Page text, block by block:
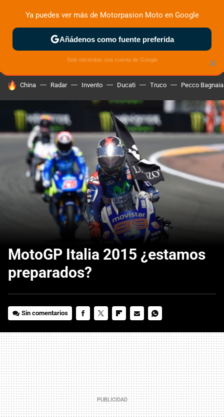
ZONA DE PRUEBAS DEPORTIVAS MOTOS ELÉCTRICAS
HOY SE HABLA DE
China Radar Invento Ducati Truco Pecco Bagnaia
MotoGP Italia 2015 ¿estamos
preparados?
Sin comentarios
MAIL
×
Ya puedes ver más de Motorpasion Moto en Google
Añádenos como fuente preferida
Solo necesitas una cuenta de Google